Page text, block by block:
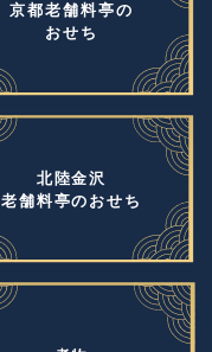
京都老舗料亭の
おせち
北陸金沢
老舗料亭のおせち